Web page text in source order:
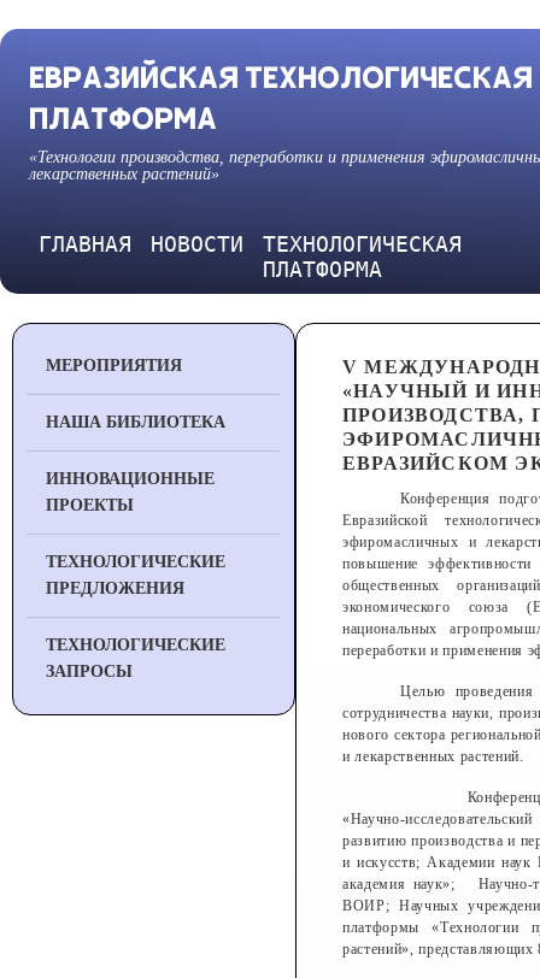
ЕВРАЗИЙСКАЯ ТЕХНОЛОГИЧЕСКАЯ
ПЛАТФОРМА
«Технологии производства, переработки и применения
лекарственных растений»
ГЛАВНАЯ НОВОСТИ
ТЕХНОЛОГИЧЕСКАЯ
ПЛАТФОРМА
МЕРОПРИЯТИЯ
НАША БИБЛИОТЕКА
ИННОВАЦИОННЫЕ
ПРОЕКТЫ
ТЕХНОЛОГИЧЕСКИЕ
ПРЕДЛОЖЕНИЯ
ТЕХНОЛОГИЧЕСКИЕ
ЗАПРОСЫ
V
«НАУЧНЫЙ И
ПРОИЗВОДСТВА,
ЕВРАЗИЙСКОМ
Конференция
Евразийской
эфиромасличных и
повышение эффективности
общественных
экономического союза
национальных
переработки и применения
Целью проведения
сотрудничества науки,
нового сектора
и лекарственных растений.
Конференция
«Научно-
развитию производства и
и искусств; Академии наук
академия наук»; Научно-
ВОИР; Научных
платформы «Технологии
растений», представляющих